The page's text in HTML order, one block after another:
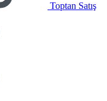
Toptan Satış